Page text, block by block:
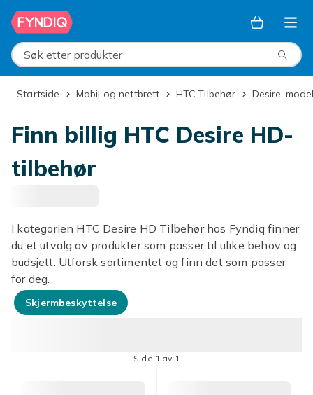
Hopp til hovedinnhold
Søk etter produkter
Startside Mobil og nettbrett HTC Tilbehør Desire-
Finn billig HTC Desire HD-
tilbehør
I kategorien HTC Desire HD Tilbehør hos Fyndiq finner
du et utvalg av produkter som passer til ulike behov og
budsjett. Utforsk sortimentet og finn det som passer
for deg.
Skjermbeskyttelse
Side 1 av 1